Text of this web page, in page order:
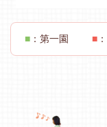
■ ：第一園 ■